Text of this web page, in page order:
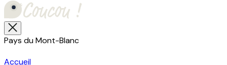
Pays du Mont-Blanc
Accueil